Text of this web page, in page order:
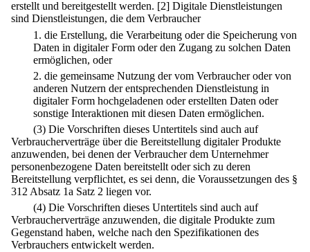
erstellt und bereitgestellt werden. [2] Digitale Dienstleistungen
sind Dienstleistungen, die dem Verbraucher
1. die Erstellung, die Verarbeitung oder die Speicherung von
Daten in digitaler Form oder den Zugang zu solchen Daten
ermöglichen, oder
2. die gemeinsame Nutzung der vom Verbraucher oder von
anderen Nutzern der entsprechenden Dienstleistung in
digitaler Form hochgeladenen oder erstellten Daten oder
sonstige Interaktionen mit diesen Daten ermöglichen.
(3) Die Vorschriften dieses Untertitels sind auch auf
Verbraucherverträge über die Bereitstellung digitaler Produkte
anzuwenden, bei denen der Verbraucher dem Unternehmer
personenbezogene Daten bereitstellt oder sich zu deren
Bereitstellung verpflichtet, es sei denn, die Voraussetzungen des §
312 Absatz 1a Satz 2 liegen vor.
(4) Die Vorschriften dieses Untertitels sind auch auf
Verbraucherverträge anzuwenden, die digitale Produkte zum
Gegenstand haben, welche nach den Spezifikationen des
Verbrauchers entwickelt werden.